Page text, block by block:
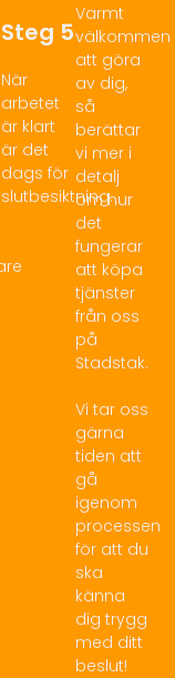
Steg 5
När
arbetet
är klart
är det
dags för
slutbesiktning.
Varmt
välkommen
att göra
av dig,
så
berättar
vi mer i
detalj
om hur
det
fungerar
att köpa
tjänster
från oss
på
Stadstak.
Vi tar oss
gärna
tiden att
gå
igenom
processen
för att du
ska
känna
dig trygg
med ditt
beslut!